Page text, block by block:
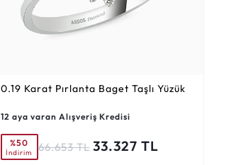
0.19 Karat Pırlanta Baget Taşlı Yüzük
12 aya varan Alışveriş Kredisi
%50
İndirim 66.653 TL 33.327 TL